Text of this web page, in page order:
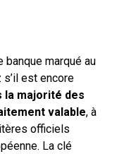
marqué au
est encore
la majorité des
valable, à
officiels
La clé